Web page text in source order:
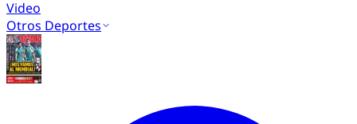
Video
Otros Deportes